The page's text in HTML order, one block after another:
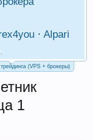
· Alpari
(VPS + брокеры)
1